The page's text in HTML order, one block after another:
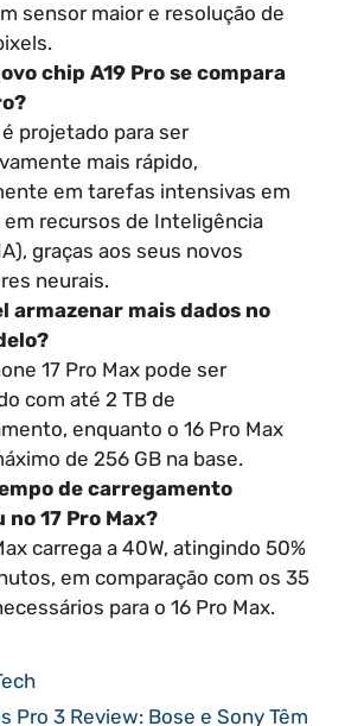
sensor maior e resolução de
chip A19 Pro se compara
é projetado para ser
mais rápido,
em tarefas intensivas em
em recursos de Inteligência
graças aos seus novos
neurais.
armazenar mais dados no
17 Pro Max pode ser
com até 2 TB de
enquanto o 16 Pro Max
de 256 GB na base.
de carregamento
no 17 Pro Max?
carrega a 40W, atingindo 50%
em comparação com os 35
para o 16 Pro Max.
Pro 3 Review: Bose e Sony Têm